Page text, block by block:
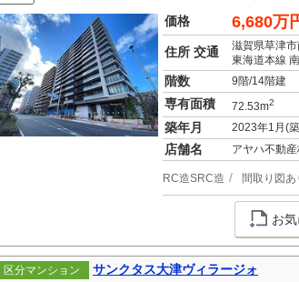
価格
6,680万
住所 交通
滋賀県草津
東海道本線
階数 9階/14階建
専有面積 72.53m2
築年月 2023年1月(
店舗名 アヤハ不動
RC造SRC造 間取り図あ
お
区分マンション
サンクタス大津ヴィラージォ